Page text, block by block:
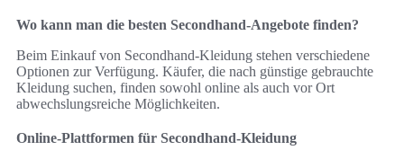
Wo kann man die besten Secondhand-Angebote finden?
Beim Einkauf von Secondhand-Kleidung stehen verschiedene
Optionen zur Verfügung. Käufer, die nach günstige gebrauchte
Kleidung suchen, finden sowohl online als auch vor Ort
abwechslungsreiche Möglichkeiten.
Online-Plattformen für Secondhand-Kleidung